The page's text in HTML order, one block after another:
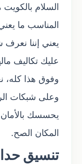
السلام
المناسب ما
يعني إننا نعرف
عليك تكاليف
وفوق هذا كله،
وعلى شبكات
يحسسك
المكان الصح.
تنسيق